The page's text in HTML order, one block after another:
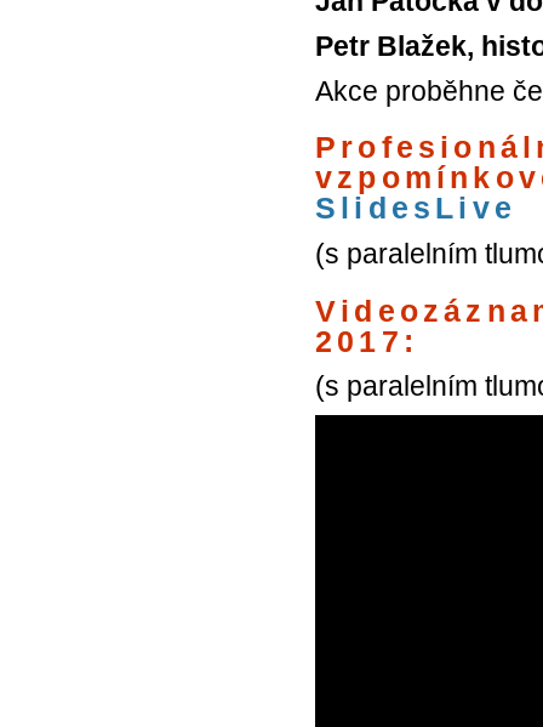
Petr Blažek,
Akce proběhne
SlidesLive
(s paralelním
2017:
(s paralelním